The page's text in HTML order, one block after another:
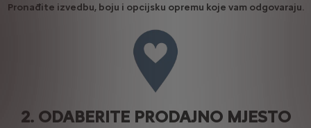
Pronađite izvedbu, boju i opcijsku opremu koje vam odgovaraju.
2. ODABERITE PRODAJNO MJESTO